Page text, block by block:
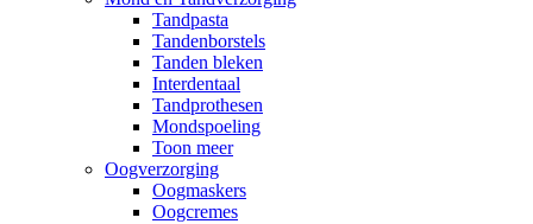
Tandpasta
Tandenborstels
Tanden bleken
Interdentaal
Tandprothesen
Mondspoeling
Toon meer
Oogverzorging
Oogmaskers
Oogcremes